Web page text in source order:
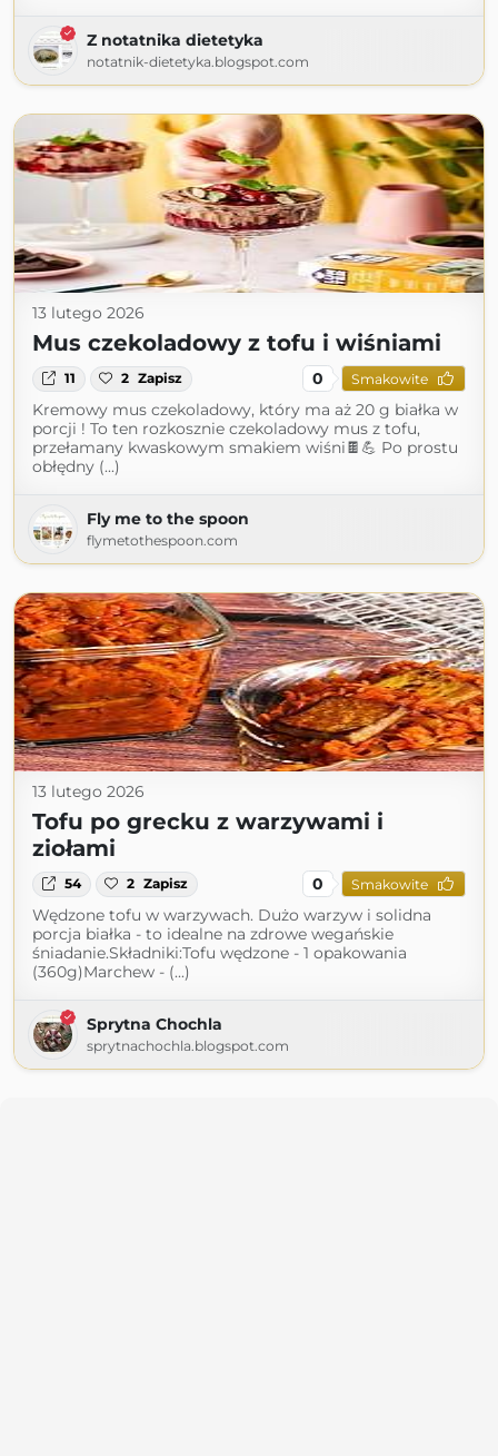
Z notatnika dietetyka
notatnik-dietetyka.blogspot.com
13 lutego 2026
Mus czekoladowy z tofu i wiśniami
11 2 Zapisz 0 Smakowite
Kremowy mus czekoladowy, który ma aż 20 g białka w
porcji ! To ten rozkosznie czekoladowy mus z tofu,
przełamany kwaskowym smakiem wiśni🍫💪 Po prostu
obłędny (...)
Fly me to the spoon
flymetothespoon.com
13 lutego 2026
Tofu po grecku z warzywami i
ziołami
54 2 Zapisz 0 Smakowite
Wędzone tofu w warzywach. Dużo warzyw i solidna
porcja białka - to idealne na zdrowe wegańskie
śniadanie.Składniki:Tofu wędzone - 1 opakowania
(360g)Marchew - (...)
Sprytna Chochla
sprytnachochla.blogspot.com